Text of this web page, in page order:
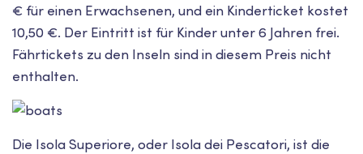
€ für einen Erwachsenen, und ein Kinderticket kostet
10,50 €. Der Eintritt ist für Kinder unter 6 Jahren frei.
Fährtickets zu den Inseln sind in diesem Preis nicht
enthalten.
Die Isola Superiore, oder Isola dei Pescatori, ist die